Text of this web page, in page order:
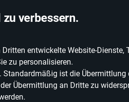
zu verbessern.
entwickelte Website-
zu personalisieren.
ist die
Übermittlung an Dritte zu
WEINWELT